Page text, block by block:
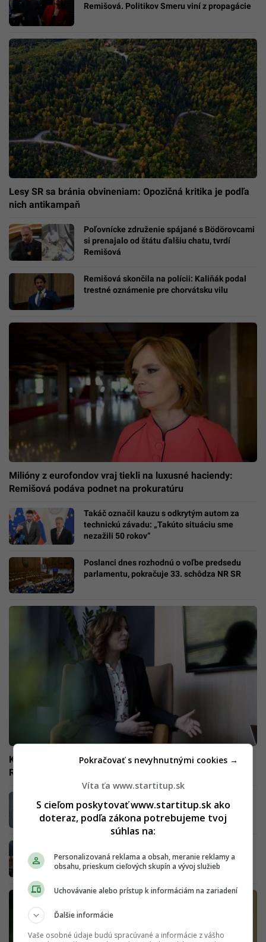
Remišová. Politikov Smeru viní z propagácie
Lesy SR sa bránia obvineniam: Opozičná kritika je podľa
nich antikampaň
Poľovnícke združenie spájané s Bödörovcami
si prenajalo od štátu ďalšiu chatu, tvrdí
Remišová
Remišová skončila na polícii: Kaliňák podal
trestné oznámenie pre chorvátsku vilu
Milióny z eurofondov vraj tiekli na luxusné haciendy:
Remišová podáva podnet na prokuratúru
Takáč označil kauzu s odkrytým autom za
technickú závadu: „Takúto situáciu sme
nezažili 50 rokov“
Poslanci dnes rozhodnú o voľbe predsedu
parlamentu, pokračuje 33. schôdza NR SR
Kaliňák hrubo klame a ide o mafiánsku pomstu, tvrdí
Remišová. Koalícia ju chce odvolať z čela výboru
Najneschopnejší minister chce prekryť svoje
zlyhania, reaguje Remišová
20-tisícová pokuta. „Aj takéto zázraky sa
stávajú,“ udrela Remišová
Víta ťa www.startitup.sk
S cieľom poskytovať www.startitup.sk ako
doteraz, podľa zákona potrebujeme tvoj
súhlas na:
Personalizovaná reklama a obsah, meranie reklamy a
obsahu, prieskum cieľových skupín a vývoj služieb
Uchovávanie alebo prístup k informáciám na zariadení
Ďalšie informácie
Vaše osobné údaje budú spracúvané a informácie z vášho
Pokračovať s nevyhnutnými cookies →